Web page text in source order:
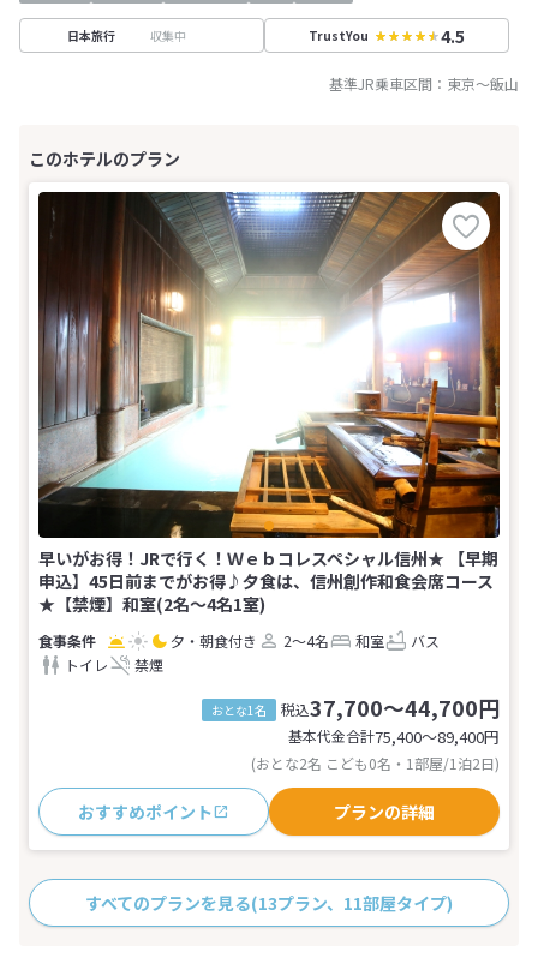
日本旅行 収集中 TrustYou 4.5
基準JR乗車区間： 東京～飯山
早いがお得！JRで行く！Ｗｅｂコレスペシャル信州★ 【早期
申込】45日前までがお得♪夕食は、信州創作和食会席コース
★【禁煙】和室(2名～4名1室)
夕・朝食付き 2～4名 和室
バス
トイレ
禁煙
おとな1名 税込37,700～44,700円
基本代金合計75,400〜89,400円
(おとな2名 こども0名・1部屋/1泊2日)
おすすめポイント プランの詳細
すべてのプランを見る(13プラン、11部屋タイプ)